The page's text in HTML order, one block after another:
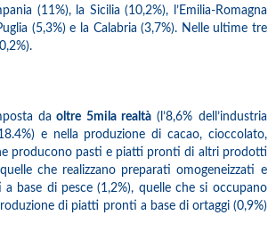
(11%), la Sicilia (10,2%), l’Emilia-Romagna
(5,3%) e la Calabria (3,7%). Nelle ultime tre
da oltre 5mila realtà (l’8,6% dell’industria
e nella produzione di cacao, cioccolato,
producono pasti e piatti pronti di altri prodotti
che realizzano preparati omogeneizzati e
base di pesce (1,2%), quelle che si occupano
di piatti pronti a base di ortaggi (0,9%)